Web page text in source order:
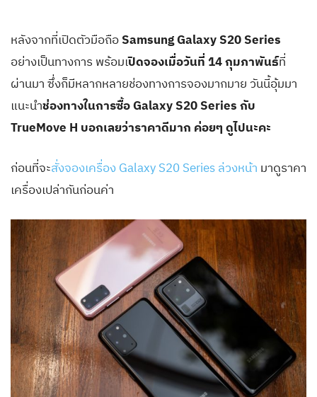
หลังจากที่เปิดตัวมือถือ Samsung Galaxy S20 Series
อย่างเป็นทางการ พร้อมเปิดจองเมื่อวันที่ 14 กุมภาพันธ์ที่
ผ่านมา ซึ่งก็มีหลากหลายช่องทางการจองมากมาย วันนี้อุ้มมา
แนะนำช่องทางในการซื้อ Galaxy S20 Series กับ
TrueMove H บอกเลยว่าราคาดีมาก ค่อยๆ ดูไปนะคะ
ก่อนที่จะสั่งจองเครื่อง Galaxy S20 Series ล่วงหน้า มาดูราคา
เครื่องเปล่ากันก่อนค่า